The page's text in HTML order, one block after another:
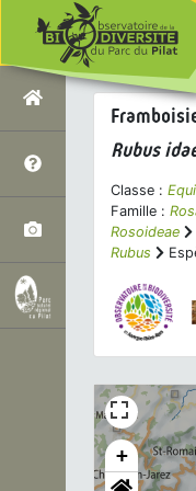
Rubus
Classe :
Famille :
Rosoideae
Rubus
+